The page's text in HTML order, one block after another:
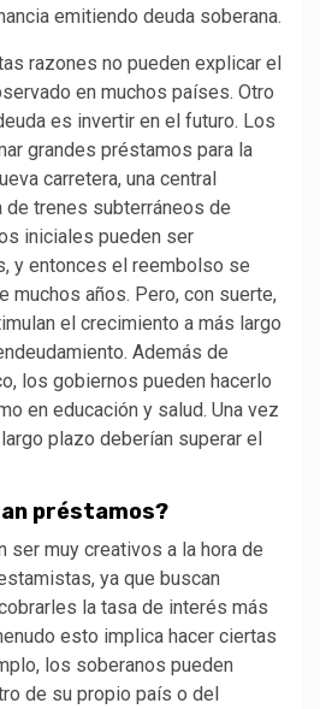
emitiendo deuda soberana.
razones no pueden explicar el
en muchos países. Otro
es invertir en el futuro. Los
grandes préstamos para la
carretera, una central
trenes subterráneos de
iniciales pueden ser
y entonces el reembolso se
muchos años. Pero, con suerte,
el crecimiento a más largo
Además de
los gobiernos pueden hacerlo
en educación y salud. Una vez
plazo deberían superar el
préstamos?
ser muy creativos a la hora de
ya que buscan
la tasa de interés más
esto implica hacer ciertas
los soberanos pueden
de su propio país o del